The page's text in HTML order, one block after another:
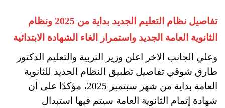
تفاصيل نظام التعليم الجديد بداية من 2025 ونظام
الثانوية العامة الجديد واستمرار الغاء الشهادة الابتدائية
وعلي الجانب الاخر اعلن وزير التربية والتعليم الدكتور
طارق شوقي تفاصيل تطبيق النظام الجديد للثانوية
العامة بداية من شهر سبتمبر 2025، مؤكدًا على أن
شهادة إتمام الثانوية العامة سيتم فيها استبدال